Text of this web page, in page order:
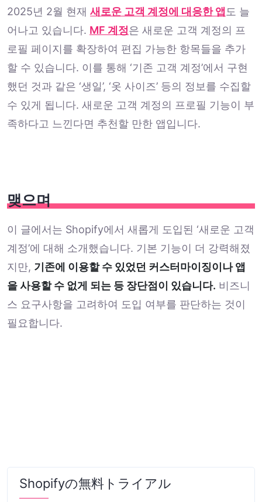
2025년 2월 현재 새로운 고객 계정에 대응한 앱 도 늘
어나고 있습니다. MF 계정은 새로운 고객 계정의 프
로필 페이지를 확장하여 편집 가능한 항목들을 추가
할 수 있습니다. 이를 통해 ‘기존 고객 계정’에서 구현
했던 것과 같은 ‘생일’, ‘옷 사이즈’ 등의 정보를 수집할
수 있게 됩니다. 새로운 고객 계정의 프로필 기능이 부
족하다고 느낀다면 추천할 만한 앱입니다.
맺으며
이 글에서는 Shopify에서 새롭게 도입된 ‘새로운 고객
계정’에 대해 소개했습니다. 기본 기능이 더 강력해졌
지만, 기존에 이용할 수 있었던 커스터마이징이나 앱
을 사용할 수 없게 되는 등 장단점이 있습니다. 비즈니
스 요구사항을 고려하여 도입 여부를 판단하는 것이
필요합니다.
Shopifyの無料トライアル